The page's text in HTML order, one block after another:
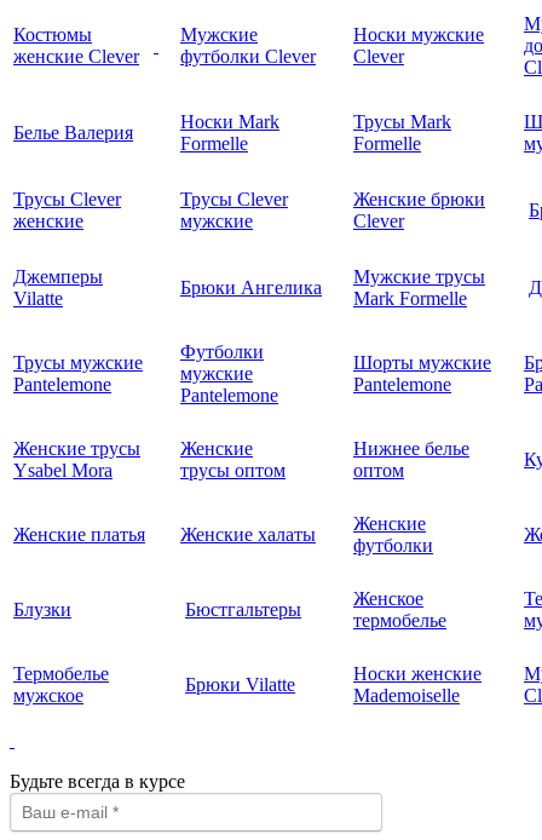
Костюмы
женские Clever
Мужские
футболки Clever
Носки мужские
Clever
Белье Валерия
Носки Mark
Formelle
Трусы Mark
Formelle
Трусы Clever
женские
Трусы Clever
мужские
Женские брюки
Clever
Джемперы
Vilatte
Брюки Ангелика
Мужские трусы
Mark Formelle
Трусы мужские
Pantelemone
Футболки
мужские
Pantelemone
Шорты мужские
Pantelemone
Женские трусы
Ysabel Mora
Женские
трусы оптом
Нижнее белье
оптом
Женские платья Женские халаты
Женские
футболки
Блузки Бюстгальтеры
Женское
термобелье
Термобелье
мужское
Брюки Vilatte
Носки женские
Mademoiselle
Будьте всегда в курсе